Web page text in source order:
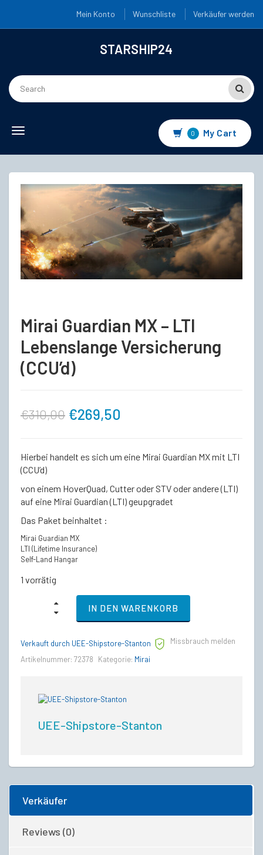
Mein Konto Wunschliste Verkäufer werden
STARSHIP24
Toggle
0 My Cart
Mirai Guardian MX – LTI
Lebenslange Versicherung
(CCU’d)
€310,00 Ursprünglicher
€310,00
€269,50
€269,50.
Hierbei handelt es sich um eine Mirai Guardian MX mit LTI
(CCU’d)
von einem HoverQuad, Cutter oder STV oder andere (LTI)
auf eine Mirai Guardian (LTI) geupgradet
Das Paket beinhaltet :
Mirai Guardian MX
LTI (Lifetime Insurance)
Self-Land Hangar
1 vorrätig
LTI
Versicherung
IN DEN WARENKORB
Verkauft durch UEE-Shipstore-Stanton
Missbrauch melden
Artikelnummer: 72378 Kategorie: Mirai
UEE-Shipstore-Stanton
Verkäufer
Reviews (0)